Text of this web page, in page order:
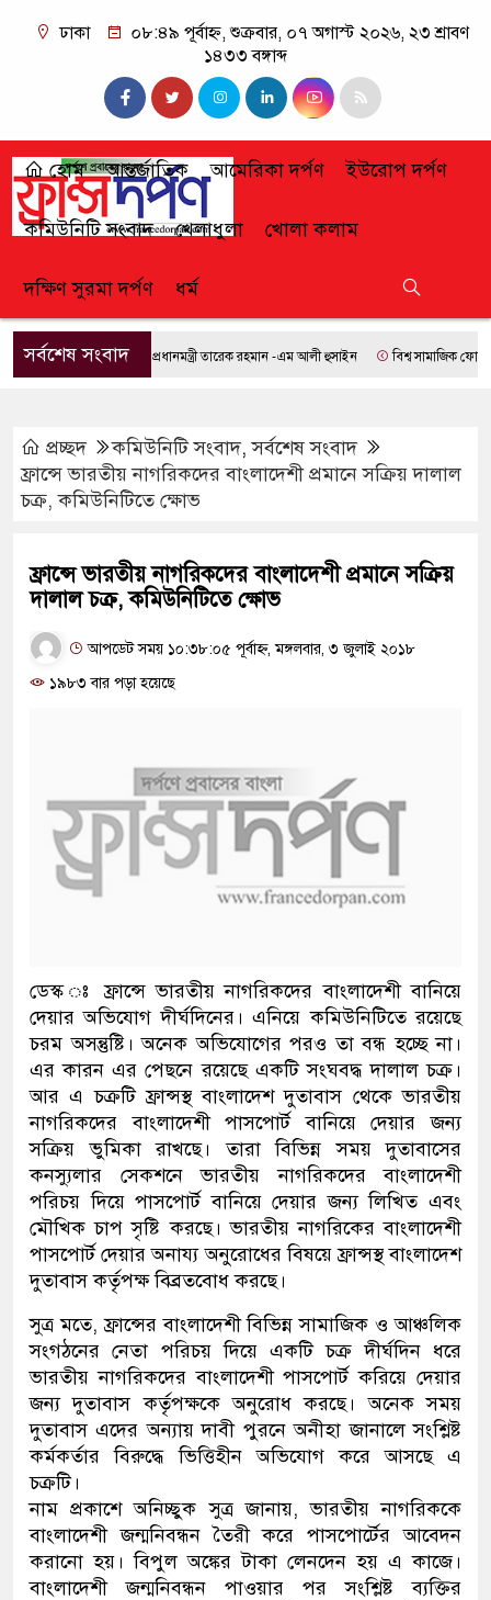
ঢাকা
০৮:৪৯ পূর্বাহ্ন, শুক্রবার, ০৭ অগাস্ট ২০২৬, ২৩ শ্রাবণ
১৪৩৩ বঙ্গাব্দ
হোম আন্তর্জাতিক আমেরিকা দর্পণ ইউরোপ দর্পণ
কমিউনিটি সংবাদ খেলাধুলা খোলা কলাম
দক্ষিণ সুরমা দর্পণ ধর্ম
সর্বশেষ সংবাদপ্রধানমন্ত্রী তারেক রহমান -এম আলী হুসাইন বিশ্ব সামাজিক ফোরামে
প্রচ্ছদ কমিউনিটি সংবাদ,সর্বশেষ সংবাদ
ফ্রান্সে ভারতীয় নাগরিকদের বাংলাদেশী প্রমানে সক্রিয় দালাল
চক্র, কমিউনিটিতে ক্ষোভ
ফ্রান্সে ভারতীয় নাগরিকদের বাংলাদেশী প্রমানে সক্রিয়
দালাল চক্র, কমিউনিটিতে ক্ষোভ
আপডেট সময় ১০:৩৮:০৫ পূর্বাহ্ন, মঙ্গলবার, ৩ জুলাই ২০১৮
১৯৮৩ বার পড়া হয়েছে
ডেস্ক ঃ ফ্রান্সে ভারতীয় নাগরিকদের বাংলাদেশী বানিয়ে
দেয়ার অভিযোগ দীর্ঘদিনের। এনিয়ে কমিউনিটিতে রয়েছে
চরম অসন্তুষ্টি। অনেক অভিযোগের পরও তা বন্ধ হচ্ছে না।
এর কারন এর পেছনে রয়েছে একটি সংঘবদ্ধ দালাল চক্র।
আর এ চক্রটি ফ্রান্সস্থ বাংলাদেশ দুতাবাস থেকে ভারতীয়
নাগরিকদের বাংলাদেশী পাসপোর্ট বানিয়ে দেয়ার জন্য
সক্রিয় ভুমিকা রাখছে। তারা বিভিন্ন সময় দুতাবাসের
কনস্যুলার সেকশনে ভারতীয় নাগরিকদের বাংলাদেশী
পরিচয় দিয়ে পাসপোর্ট বানিয়ে দেয়ার জন্য লিখিত এবং
মৌখিক চাপ সৃষ্টি করছে। ভারতীয় নাগরিকের বাংলাদেশী
পাসপোর্ট দেয়ার অনায্য অনুরোধের বিষয়ে ফ্রান্সস্থ বাংলাদেশ
দুতাবাস কর্তৃপক্ষ বিব্রতবোধ করছে।
সুত্র মতে, ফ্রান্সের বাংলাদেশী বিভিন্ন সামাজিক ও আঞ্চলিক
সংগঠনের নেতা পরিচয় দিয়ে একটি চক্র দীর্ঘদিন ধরে
ভারতীয় নাগরিকদের বাংলাদেশী পাসপোর্ট করিয়ে দেয়ার
জন্য দুতাবাস কর্তৃপক্ষকে অনুরোধ করছে। অনেক সময়
দুতাবাস এদের অন্যায় দাবী পুরনে অনীহা জানালে সংশ্লিষ্ট
কর্মকর্তার বিরুদ্ধে ভিত্তিহীন অভিযোগ করে আসছে এ
চক্রটি।
নাম প্রকাশে অনিচ্ছুক সুত্র জানায়, ভারতীয় নাগরিককে
বাংলাদেশী জন্মনিবন্ধন তৈরী করে পাসপোর্টের আবেদন
করানো হয়। বিপুল অঙ্কের টাকা লেনদেন হয় এ কাজে।
বাংলাদেশী জন্মনিবন্ধন পাওয়ার পর সংশ্লিষ্ট ব্যক্তির